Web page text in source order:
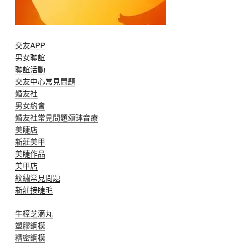
交友APP
男女聯誼
聯誼活動
交友中心常見問題
婚友社
男女約會
婚友社常見問題頌缽音療
美睫店
新莊美甲
美睫作品
美甲店
紋繡常見問題
新莊接睫毛
牛樟芝滴丸
塑膠鋼模
精密鋼模